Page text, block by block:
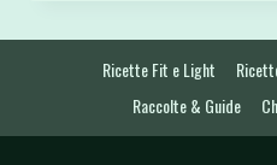
CON
IL
Ricette Fit e Light
Raccolte & Guide